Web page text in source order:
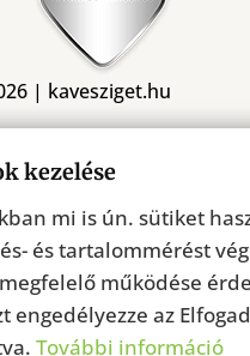
| kavesziget.hu
Árukereső.hu
kezelése
mi is ún. sütiket
és tartalommérést
működése
engedélyezze az
További információ